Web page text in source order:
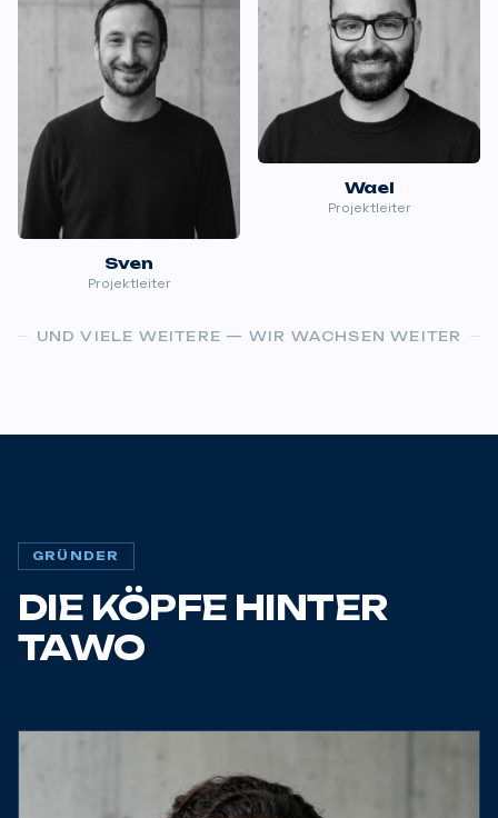
Sven
Projektleiter
Wael
Projektleiter
UND VIELE WEITERE — WIR WACHSEN WEITER
GRÜNDER
DIE KÖPFE HINTER
TAWO